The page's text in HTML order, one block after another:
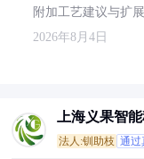
附加工艺建议与扩展
2026年8月4日
上海义果智
法人:钏助枝 通过